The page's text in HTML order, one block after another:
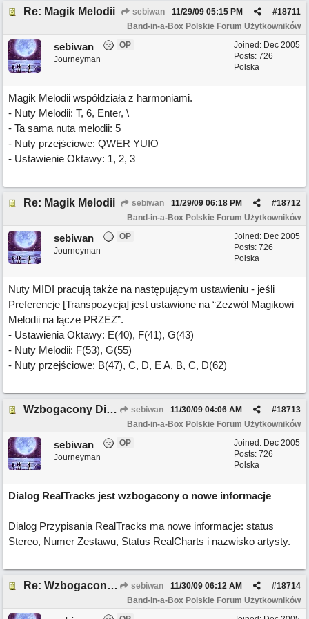
Re: Magik Melodii sebiwan #18711
11/29/09 05:15 PM
Band-in-a-Box Polskie Forum Użytkowników
Joined: Dec 2005
Posts: 726
Polska
sebiwan
OP
Journeyman
Magik Melodii współdziała z harmoniami.
- Nuty Melodii: T, 6, Enter, \
- Ta sama nuta melodii: 5
- Nuty przejściowe: QWER YUIO
- Ustawienie Oktawy: 1, 2, 3
Re: Magik Melodii sebiwan #18712
11/29/09 06:18 PM
Band-in-a-Box Polskie Forum Użytkowników
Joined: Dec 2005
Posts: 726
Polska
sebiwan
OP
Journeyman
Nuty MIDI pracują także na następującym ustawieniu - jeśli
Preferencje [Transpozycja] jest ustawione na “Zezwól Magikowi
Melodii na łącze PRZEZ”.
- Ustawienia Oktawy: E(40), F(41), G(43)
- Nuty Melodii: F(53), G(55)
- Nuty przejściowe: B(47), C, D, E A, B, C, D(62)
Wzbogacony Dialog RealTracks sebiwan #18713
11/30/09 04:06 AM
Band-in-a-Box Polskie Forum Użytkowników
Joined: Dec 2005
Posts: 726
Polska
sebiwan
OP
Journeyman
Dialog RealTracks jest wzbogacony o nowe informacje
Dialog Przypisania RealTracks ma nowe informacje: status
Stereo, Numer Zestawu, Status RealCharts i nazwisko artysty.
Re: Wzbogacony Dialog RealTracks sebiwan #18714
11/30/09 06:12 AM
Band-in-a-Box Polskie Forum Użytkowników